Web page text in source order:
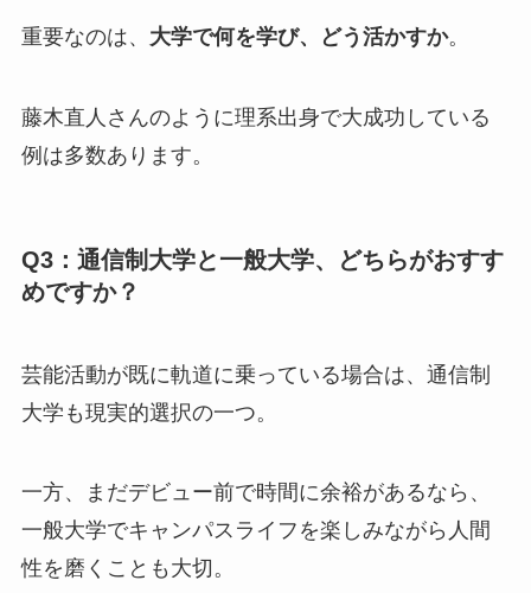
重要なのは、 大学で何を学び、どう活かすか。
藤木直人さんのように理系出身で大成功している
例は多数あります。
Q3：通信制大学と一般大学、どちらがおすす
めですか？
芸能活動が既に軌道に乗っている場合は、通信制
大学も現実的選択の一つ。
一方、まだデビュー前で時間に余裕があるなら、
一般大学でキャンパスライフを楽しみながら人間
性を磨くことも大切。